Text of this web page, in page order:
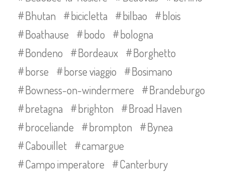
Bhutan
bicicletta bilbao
blois
Boathause
bodo
bologna
Bondeno
Bordeaux
Borghetto
borse
borse viaggio
Bosimano
Bowness-on-windermere
Brandeburgo
bretagna
brighton
Broad Haven
broceliande
brompton
Bynea
Cabouillet
camargue
Campo imperatore
Canterbury